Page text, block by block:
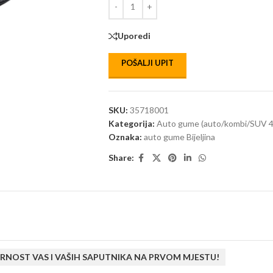
Uporedi
POŠALJI UPIT
SKU: 35718001
Kategorija: Auto gume (auto/kombi/SUV
Oznaka: auto gume Bijeljina
Share:
VAS I VAŠIH SAPUTNIKA NA PRVOM MJESTU!